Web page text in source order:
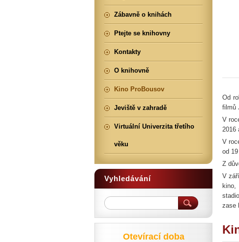
Od
filmů
V
2016
V
od
Z
V
zase
Zábavně o knihách
Ptejte se knihovny
Kontakty
O knihovně
Kino ProBousov
Jeviště v zahradě
Virtuální Univerzita třetího
věku
Vyhledávání
Otevírací doba